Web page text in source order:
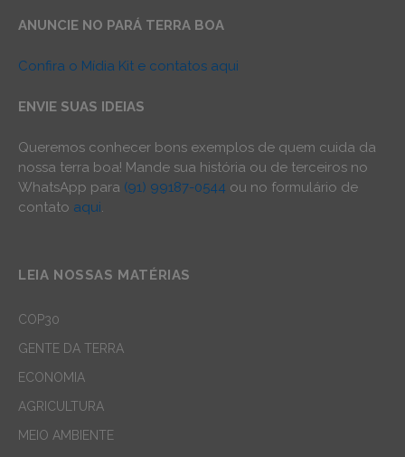
ANUNCIE NO PARÁ TERRA BOA
Confira o Mídia Kit e contatos aqui
ENVIE SUAS IDEIAS
Queremos conhecer bons exemplos de quem cuida da
nossa terra boa! Mande sua história ou de terceiros no
WhatsApp para (91) 99187-0544 ou no formulário de
contato aqui.
LEIA NOSSAS MATÉRIAS
COP30
GENTE DA TERRA
ECONOMIA
AGRICULTURA
MEIO AMBIENTE